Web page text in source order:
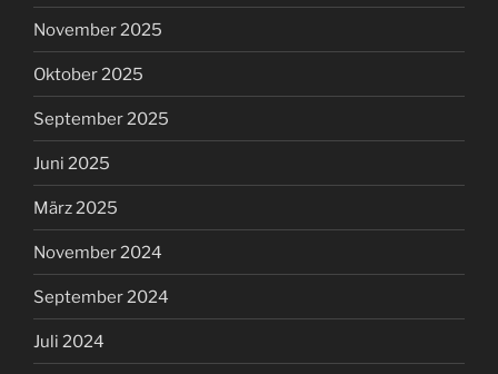
November 2025
Oktober 2025
September 2025
Juni 2025
März 2025
November 2024
September 2024
Juli 2024